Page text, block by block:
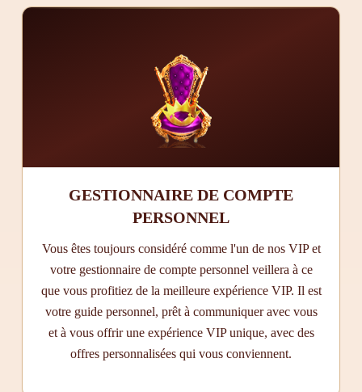
GESTIONNAIRE DE COMPTE
PERSONNEL
Vous êtes toujours considéré comme l'un de nos VIP et
votre gestionnaire de compte personnel veillera à ce
que vous profitiez de la meilleure expérience VIP. Il est
votre guide personnel, prêt à communiquer avec vous
et à vous offrir une expérience VIP unique, avec des
offres personnalisées qui vous conviennent.